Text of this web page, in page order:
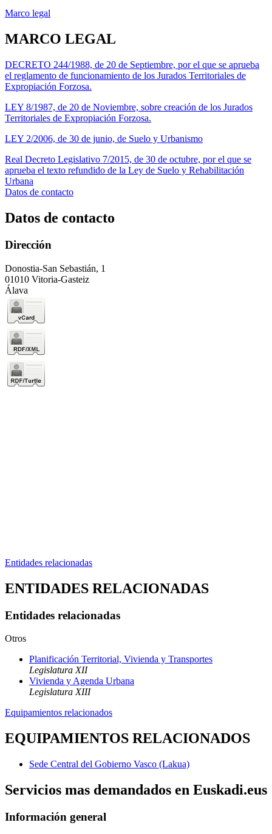
Marco legal
MARCO LEGAL
DECRETO 244/1988, de 20 de Septiembre, por el que se aprueba
el reglamento de funcionamiento de los Jurados Territoriales de
Expropiación Forzosa.
LEY 8/1987, de 20 de Noviembre, sobre creación de los Jurados
Territoriales de Expropiación Forzosa.
LEY 2/2006, de 30 de junio, de Suelo y Urbanismo
Real Decreto Legislativo 7/2015, de 30 de octubre, por el que se
aprueba el texto refundido de la Ley de Suelo y Rehabilitación
Urbana
Datos de contacto
Datos de contacto
Dirección
Donostia-San Sebastián, 1
01010 Vitoria-Gasteiz
Álava
Entidades relacionadas
ENTIDADES RELACIONADAS
Entidades relacionadas
Otros
Planificación Territorial, Vivienda y Transportes
Legislatura XII
Vivienda y Agenda Urbana
Legislatura XIII
Equipamientos relacionados
EQUIPAMIENTOS RELACIONADOS
Sede Central del Gobierno Vasco (Lakua)
Servicios mas demandados en Euskadi.eus
Información general